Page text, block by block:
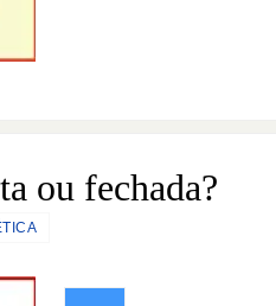
ou fechada?